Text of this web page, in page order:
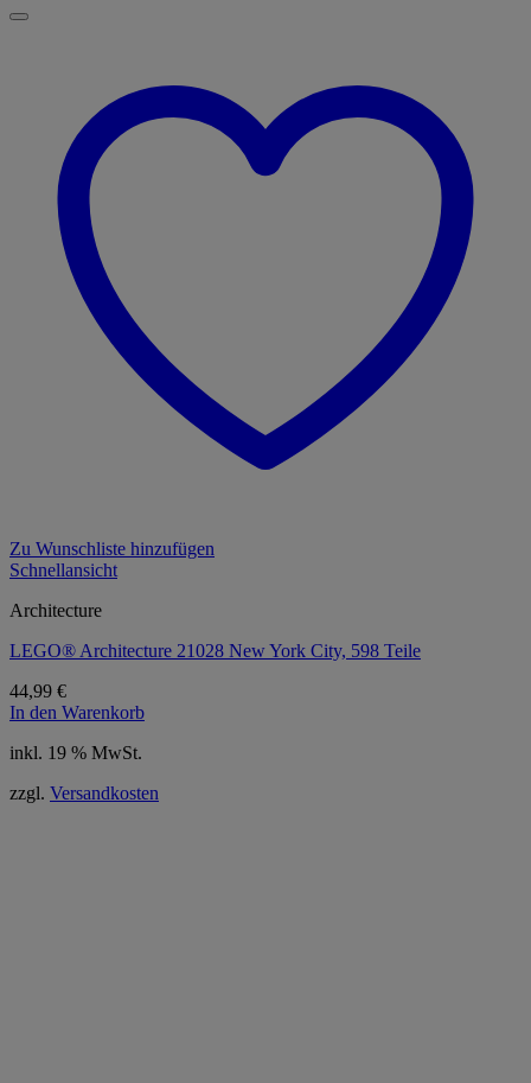
Zu Wunschliste hinzufügen
Schnellansicht
Architecture
LEGO® Architecture 21028 New York City, 598 Teile
44,99 €
In den Warenkorb
inkl. 19 % MwSt.
zzgl. Versandkosten